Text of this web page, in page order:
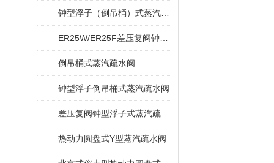
倒吊桶式蒸汽疏水阀
钟型浮子倒吊桶式蒸汽疏水阀
热动力圆盘式Y型蒸汽疏水阀